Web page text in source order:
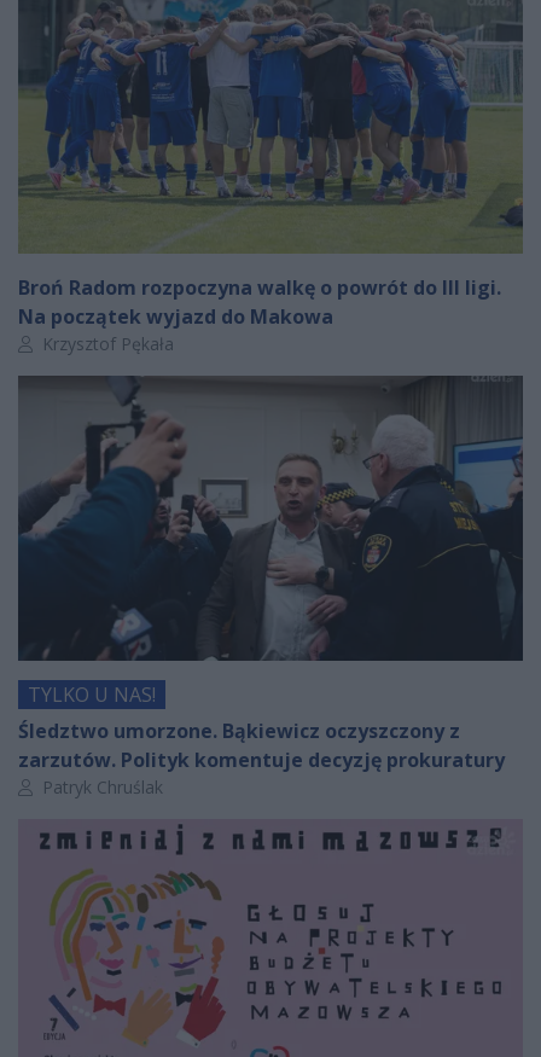
Broń Radom rozpoczyna walkę o powrót do III ligi.
Na początek wyjazd do Makowa
Autor artykułu:
Krzysztof Pękała
TYLKO U NAS!
Śledztwo umorzone. Bąkiewicz oczyszczony z
zarzutów. Polityk komentuje decyzję prokuratury
Autor artykułu:
Patryk Chruślak